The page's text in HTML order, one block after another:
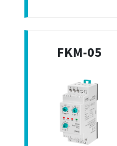
FKM-05